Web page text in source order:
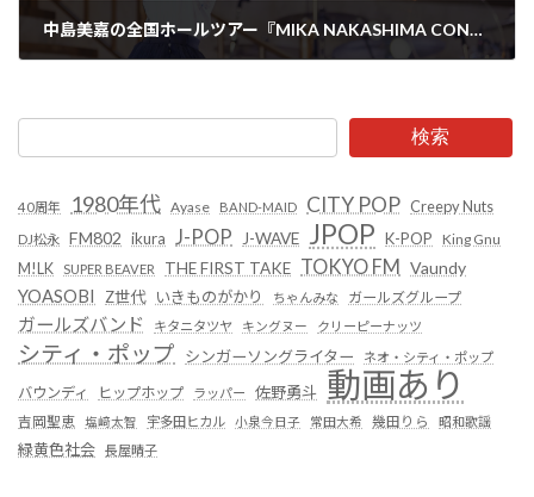
中島美嘉の全国ホールツアー『MIKA NAKASHIMA CONCERT TOUR 2023 YOU』の追加公演ファイナルのレポートが公開
検索
40周年 1980年代 Ayase BAND-MAID CITY POP Creepy Nuts
DJ松永 FM802 ikura J-POP J-WAVE JPOP K-POP
King Gnu
M!LK
SUPER BEAVER THE FIRST TAKE TOKYO FM Vaundy
YOASOBI Z世代 いきものがかり ちゃんみな ガールズグループ
ガールズバンド キタニタツヤ キングヌー クリーピーナッツ
シティ・ポップ シンガーソングライター ネオ・シティ・ポップ
バウンディ ヒップホップ ラッパー 佐野勇斗 動画あり
吉岡聖恵 塩﨑太智 宇多田ヒカル 小泉今日子 常田大希 幾田りら 昭和歌謡
緑黄色社会 長屋晴子